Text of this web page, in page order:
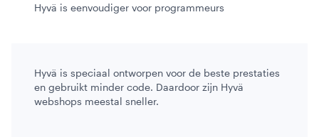
Hyvä is eenvoudiger voor programmeurs
Hyvä is speciaal ontworpen voor de beste prestaties
en gebruikt minder code. Daardoor zijn Hyvä
webshops meestal sneller.